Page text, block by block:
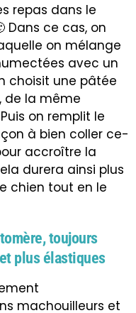
repas dans le
Dans ce cas, on
on mélange
avec un
choisit une pâtée
de la même
on remplit le
à bien coller ce-
accroître la
durera ainsi plus
chien tout en le
toujours
plus élastiques
machouilleurs et